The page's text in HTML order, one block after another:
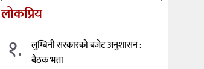
लोकप्रिय
१.
लुम्बिनी सरकारको बजेट अनुशासन :
बैठक भत्ता